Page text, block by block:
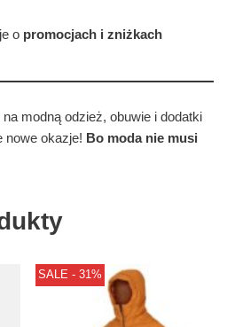
o promocjach i zniżkach
na modną odzież, obuwie i dodatki
nowe okazje! Bo moda nie musi
SALE - 31%